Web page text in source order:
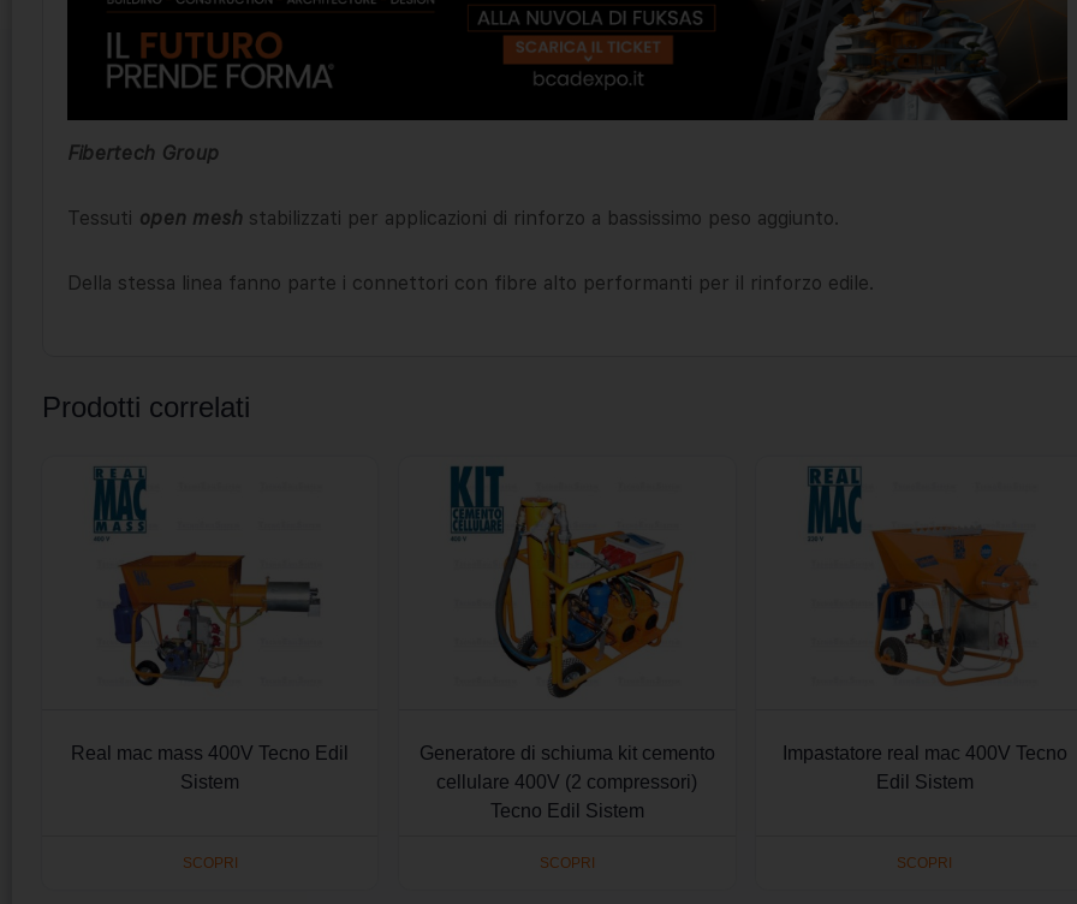
Fibertech Group
Tessuti open mesh stabilizzati per applicazioni di rinforzo a bassissimo peso aggiunto.
Della stessa linea fanno parte i connettori con fibre alto performanti per il rinforzo edile.
Prodotti correlati
Real mac mass 400V Tecno Edil
Sistem
SCOPRI
Generatore di schiuma kit cemento
cellulare 400V (2 compressori)
Tecno Edil Sistem
SCOPRI
Impastatore real mac 400V Tecno
Edil Sistem
SCOPRI